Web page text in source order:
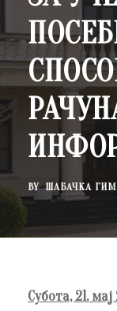
BY ШАБАЧКА
Субота, 21.